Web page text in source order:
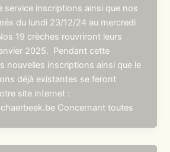
service inscriptions ainsi que nos
du lundi 23/12/24 au mercredi
19 crèches rouvriront leurs
2025. Pendant cette
nouvelles inscriptions ainsi que le
déjà existantes se feront
site internet :
Concernant toutes